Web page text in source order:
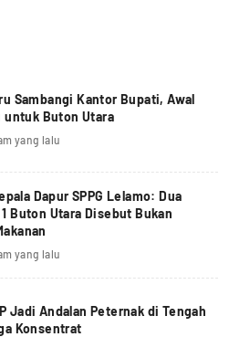
Sambangi Kantor Bupati, Awal
untuk Buton Utara
yang lalu
Dapur SPPG Lelamo: Dua
1 Buton Utara Disebut Bukan
yang lalu
Jadi Andalan Peternak di Tengah
Konsentrat